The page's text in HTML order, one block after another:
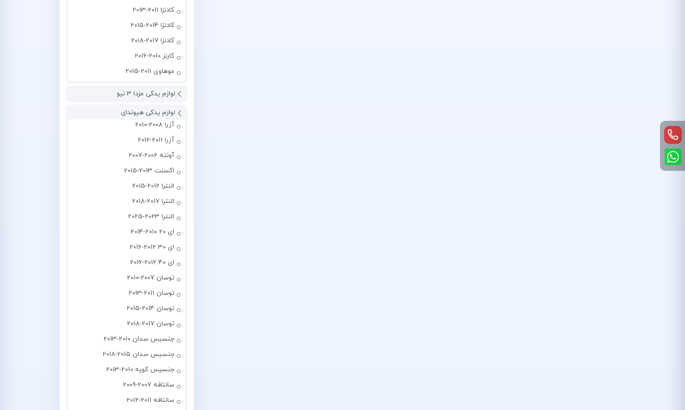
کادنزا 2011-2013
کادنزا 2014-2015
کادنزا 2017-2018
کارنز 2010-2016
موهاوی 2011-2015
لوازم یدکی مزدا 3 نیو
لوازم یدکی هیوندای
آزرا 2008-2010
آزرا 2011-2012
آونته 2006-2007
اکسنت 2013-2015
النترا 2012-2015
النترا 2017-2018
النترا 2023-2025
ای 20 2010-2014
ای 30 2012-2016
ای 40 2012-2016
توسان 2007-2010
توسان 2011-2013
توسان 2014-2015
توسان 2017-2018
جنسیس سدان 2010-2013
جنسیس سدان 2015-2018
جنسیس کوپه 2010-2013
سانتافه 2007-2009
سانتافه 2011-2012